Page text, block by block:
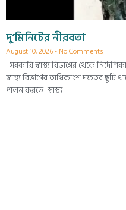
দু’মিনিটের নীরবতা
August 10, 2026 No Comments
সরকারি স্বাস্থ্য বিভাগের থেকে
স্বাস্থ্য বিভাগের অধিকাংশ দফতর ছুটি
পালন করতে। স্বাস্থ্য